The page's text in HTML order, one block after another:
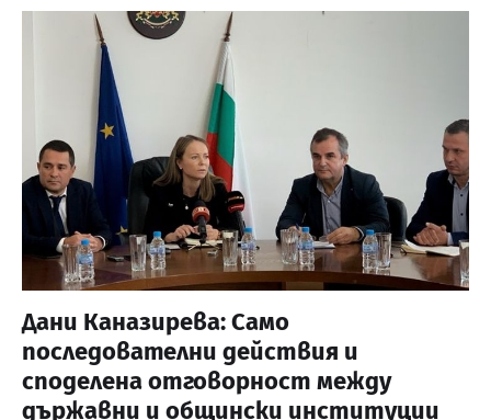
Дани Каназирева: Само
последователни действия и
споделена отговорност между
държавни и общински институции